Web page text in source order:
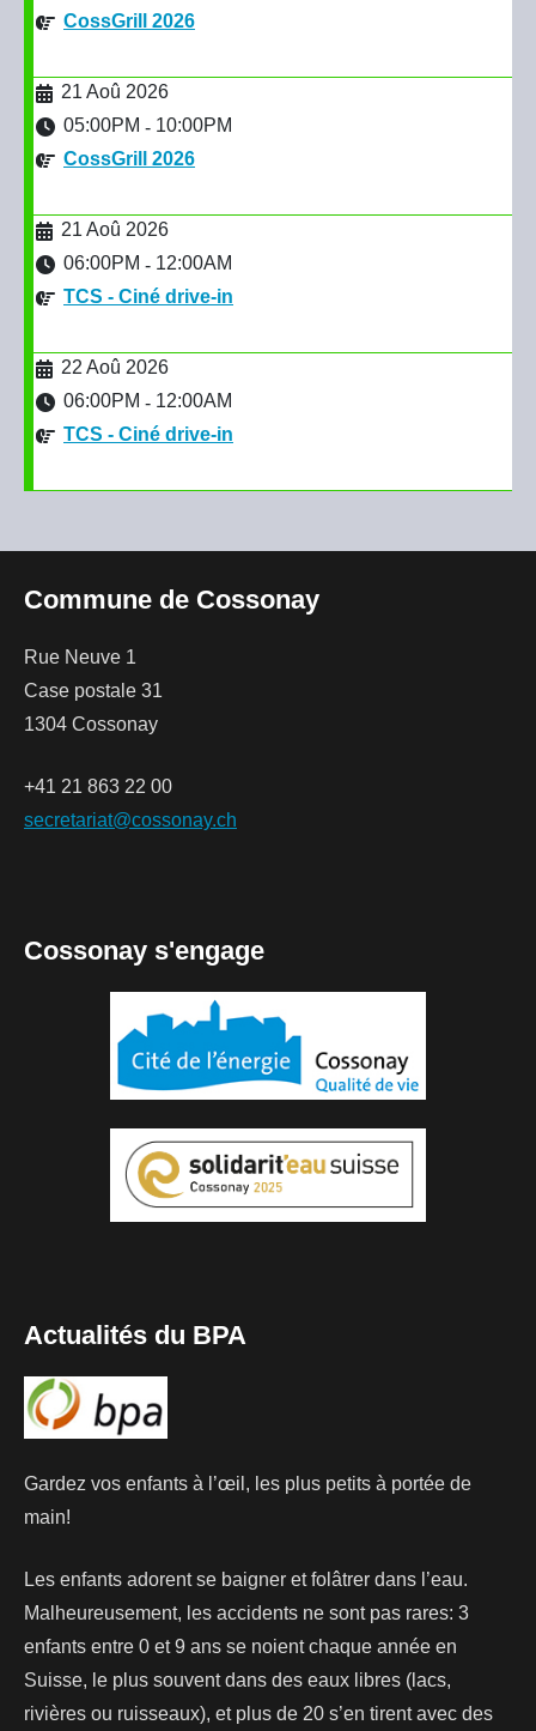
CossGrill 2026
21 Aoû 2026
05:00PM - 10:00PM
CossGrill 2026
21 Aoû 2026
06:00PM - 12:00AM
TCS - Ciné drive-in
22 Aoû 2026
06:00PM - 12:00AM
TCS - Ciné drive-in
Commune de Cossonay
Rue Neuve 1
Case postale 31
1304 Cossonay
+41 21 863 22 00
secretariat@cossonay.ch
Cossonay s'engage
Actualités du BPA
Gardez vos enfants à l’œil, les plus petits à portée de
main!
Les enfants adorent se baigner et folâtrer dans l’eau.
Malheureusement, les accidents ne sont pas rares: 3
enfants entre 0 et 9 ans se noient chaque année en
Suisse, le plus souvent dans des eaux libres (lacs,
rivières ou ruisseaux), et plus de 20 s’en tirent avec des